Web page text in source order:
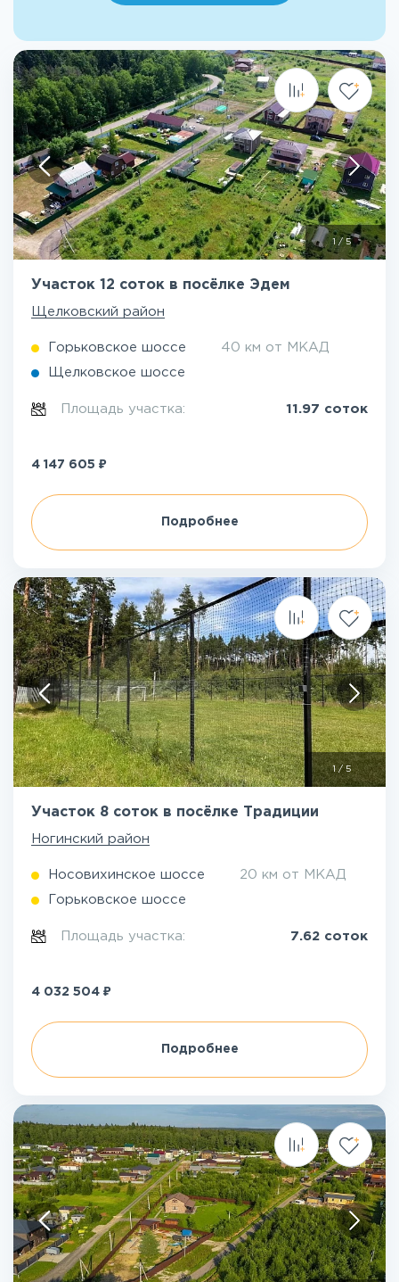
1 / 5
Участок 12 соток в посёлке Эдем
Щелковский район
Горьковское шоссе 40 км от МКАД
Щелковское шоссе
Площадь участка: 11.97 соток
4 147 605 ₽
Подробнее
1/5
Участок 8 соток в посёлке Традиции
Ногинский район
Носовихинское шоссе 20 км от МКАД
Горьковское шоссе
Площадь участка: 7.62 соток
4 032 504 ₽
Подробнее